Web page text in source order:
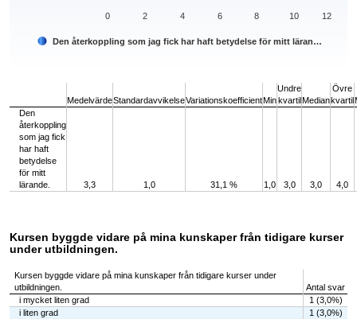
Den återkoppling som jag fick har haft betydelse för mitt läran…
0 2 4 6 8 10 12
MedelvärdeStandardavvikelseVariationskoefficientMin
Undre
kvartilMedian
Övre
kvartil
Den
återkoppling
som jag fick
har haft
betydelse
för mitt
lärande.
3,3 1,0 31,1 % 1,0 3,0 3,0 4,0
Kursen byggde vidare på mina kunskaper från tidigare kurser
under utbildningen.
Kursen byggde vidare på mina kunskaper från tidigare kurser under
utbildningen.
Antal svar
i mycket liten grad
1 (3,0%)
i liten grad
1 (3,0%)